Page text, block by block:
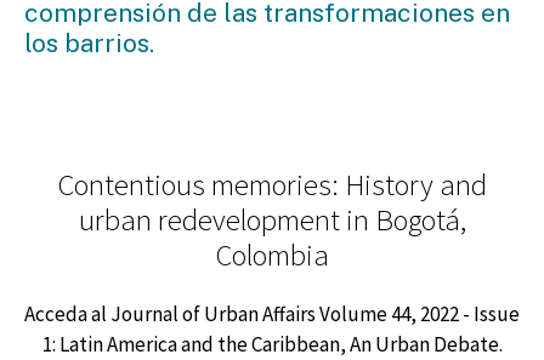
comprensión de las transformaciones en
los barrios.
Contentious memories: History and
urban redevelopment in Bogotá,
Colombia
Acceda al Journal of Urban Affairs Volume 44, 2022 - Issue
1: Latin America and the Caribbean, An Urban Debate.